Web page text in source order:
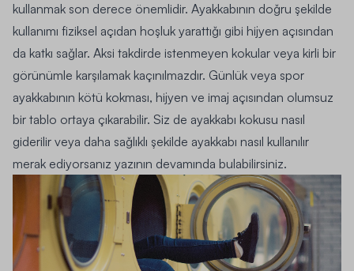
kullanmak son derece önemlidir. Ayakkabının doğru şekilde
kullanımı fiziksel açıdan hoşluk yarattığı gibi hijyen açısından
da katkı sağlar. Aksi takdirde istenmeyen kokular veya kirli bir
görünümle karşılamak kaçınılmazdır. Günlük veya spor
ayakkabının kötü kokması, hijyen ve imaj açısından olumsuz
bir tablo ortaya çıkarabilir. Siz de ayakkabı kokusu nasıl
giderilir veya daha sağlıklı şekilde ayakkabı nasıl kullanılır
merak ediyorsanız yazının devamında bulabilirsiniz.